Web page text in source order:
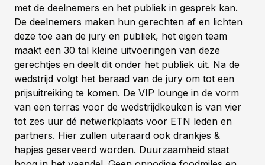
met de deelnemers en het publiek in gesprek kan.
De deelnemers maken hun gerechten af en lichten
deze toe aan de jury en publiek, het eigen team
maakt een 30 tal kleine uitvoeringen van deze
gerechtjes en deelt dit onder het publiek uit. Na de
wedstrijd volgt het beraad van de jury om tot een
prijsuitreiking te komen. De VIP lounge in de vorm
van een terras voor de wedstrijdkeuken is van vier
tot zes uur dé netwerkplaats voor ETN leden en
partners. Hier zullen uiteraard ook drankjes &
hapjes geserveerd worden. Duurzaamheid staat